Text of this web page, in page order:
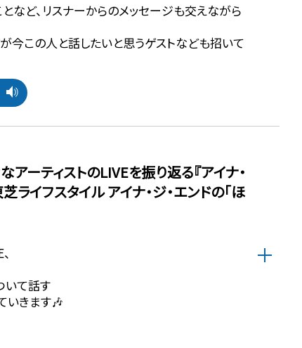
など、リスナーからのメッセージも交えながら
今この人と話したいと思うゲストなども招いて
ーティストのLIVEを振り返る『アイナ・
ライフスタイル アイナ・ジ・エンドの「ほ
いて話す
いきます🎶